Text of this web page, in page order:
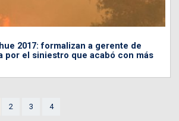
2017: formalizan a gerente de
por el siniestro que acabó con más
2 3 4